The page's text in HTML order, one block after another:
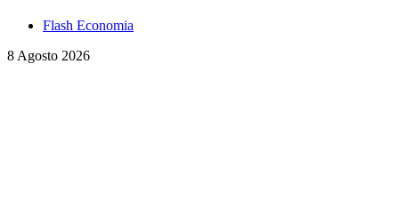
Flash Economia
8 Agosto 2026